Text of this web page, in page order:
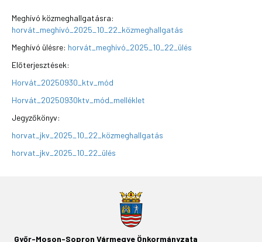
Meghívó közmeghallgatásra:
horvát_meghívó_2025_10_22_közmeghallgatás
Meghívó ülésre: horvát_meghívó_2025_10_22_ülés
Előterjesztések:
Horvát_20250930_ktv_mód
Horvát_20250930ktv_mód_melléklet
Jegyzőkönyv:
horvat_jkv_2025_10_22_közmeghallgatás
horvat_jkv_2025_10_22_ülés
Győr-Moson-Sopron Vármegye Önkormányzata